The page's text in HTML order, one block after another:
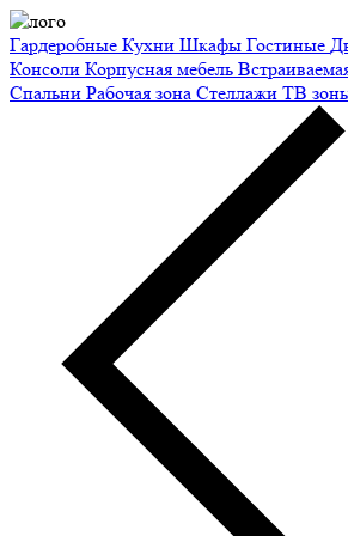
Гардеробные Кухни Шкафы Гостиные
Консоли Корпусная мебель
Спальни Рабочая зона Стеллажи ТВ